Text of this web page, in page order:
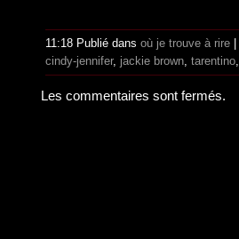
11:18 Publié dans où je trouve à rire
cindy-jennifer, jackie brown, tarentino
Les commentaires sont fermés.